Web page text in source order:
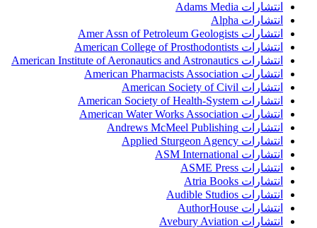
انتشارات Adams Media
انتشارات Alpha
انتشارات Amer Assn of Petroleum Geologists
انتشارات American College of Prosthodontists
انتشارات American Institute of Aeronautics and Astronautics
انتشارات American Pharmacists Association
انتشارات American Society of Civil
انتشارات American Society of Health-System
انتشارات American Water Works Association
انتشارات Andrews McMeel Publishing
انتشارات Applied Sturgeon Agency
انتشارات ASM International
انتشارات ASME Press
انتشارات Atria Books
انتشارات Audible Studios
انتشارات AuthorHouse
انتشارات Avebury Aviation